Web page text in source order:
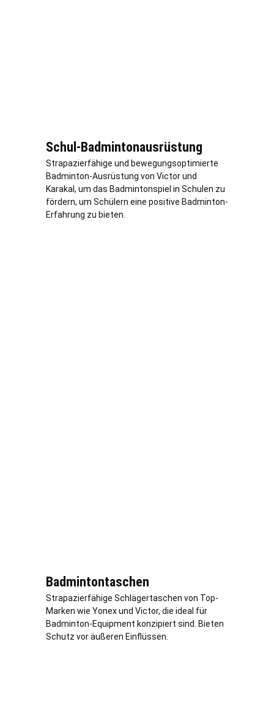
Schul-Badmintonausrüstung
Strapazierfähige und bewegungsoptimierte
Badminton-Ausrüstung von Victor und
Karakal, um das Badmintonspiel in Schulen zu
fördern, um Schülern eine positive Badminton-
Erfahrung zu bieten.
Badmintontaschen
Strapazierfähige Schlägertaschen von Top-
Marken wie Yonex und Victor, die ideal für
Badminton-Equipment konzipiert sind. Bieten
Schutz vor äußeren Einflüssen.